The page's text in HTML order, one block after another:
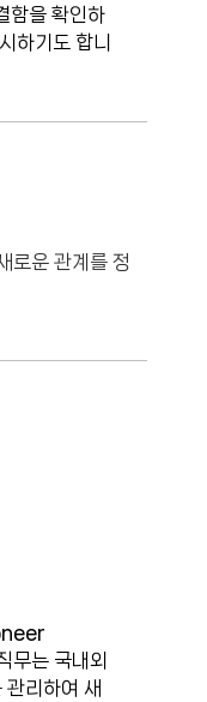
함을 확인하
하기도 합니
로운 관계를 정
무는 국내외
관리하여 새